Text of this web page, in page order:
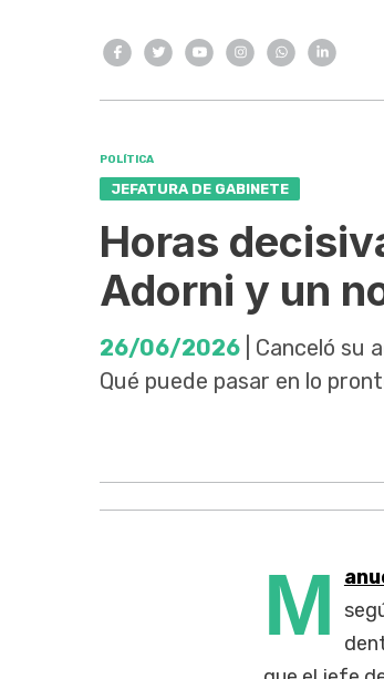
POLÍTICA
JEFATURA DE GABINETE
Horas
Adorni y un
26/06/2026 | Canceló su
Qué puede pasar en lo
M